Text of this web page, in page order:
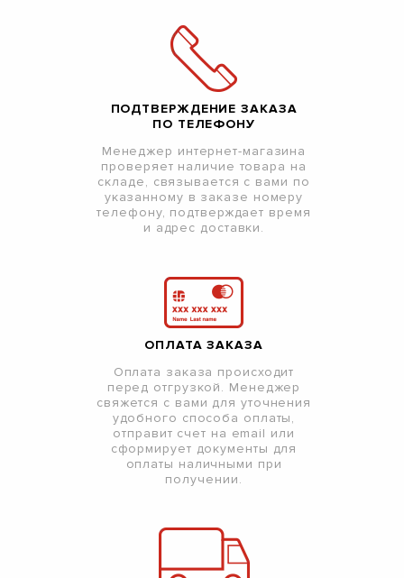
ПОДТВЕРЖДЕНИЕ ЗАКАЗА
ПО ТЕЛЕФОНУ
Менеджер интернет-магазина
проверяет наличие товара на
складе, связывается с вами по
указанному в заказе номеру
телефону, подтверждает время
и адрес доставки.
ОПЛАТА ЗАКАЗА
Оплата заказа происходит
перед отгрузкой. Менеджер
свяжется с вами для уточнения
удобного способа оплаты,
отправит счет на email или
сформирует документы для
оплаты наличными при
получении.